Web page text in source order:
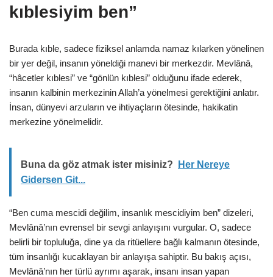
kıblesiyim ben”
Burada kıble, sadece fiziksel anlamda namaz kılarken yönelinen
bir yer değil, insanın yöneldiği manevi bir merkezdir. Mevlânâ,
“hâcetler kıblesi” ve “gönlün kıblesi” olduğunu ifade ederek,
insanın kalbinin merkezinin Allah’a yönelmesi gerektiğini anlatır.
İnsan, dünyevi arzuların ve ihtiyaçların ötesinde, hakikatin
merkezine yönelmelidir.
Buna da göz atmak ister misiniz?
Her Nereye
Gidersen Git...
“Ben cuma mescidi değilim, insanlık mescidiyim ben” dizeleri,
Mevlânâ’nın evrensel bir sevgi anlayışını vurgular. O, sadece
belirli bir topluluğa, dine ya da ritüellere bağlı kalmanın ötesinde,
tüm insanlığı kucaklayan bir anlayışa sahiptir. Bu bakış açısı,
Mevlânâ’nın her türlü ayrımı aşarak, insanı insan yapan